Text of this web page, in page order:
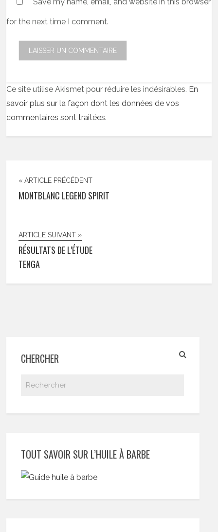
for the next time I comment.
Ce site utilise Akismet pour réduire les indésirables. En
savoir plus sur la façon dont les données de vos
commentaires sont traitées.
« ARTICLE PRÉCÉDENT
MONTBLANC LEGEND SPIRIT
ARTICLE SUIVANT »
RÉSULTATS DE L’ÉTUDE
TENGA
CHERCHER
TOUT SAVOIR SUR L’HUILE À BARBE